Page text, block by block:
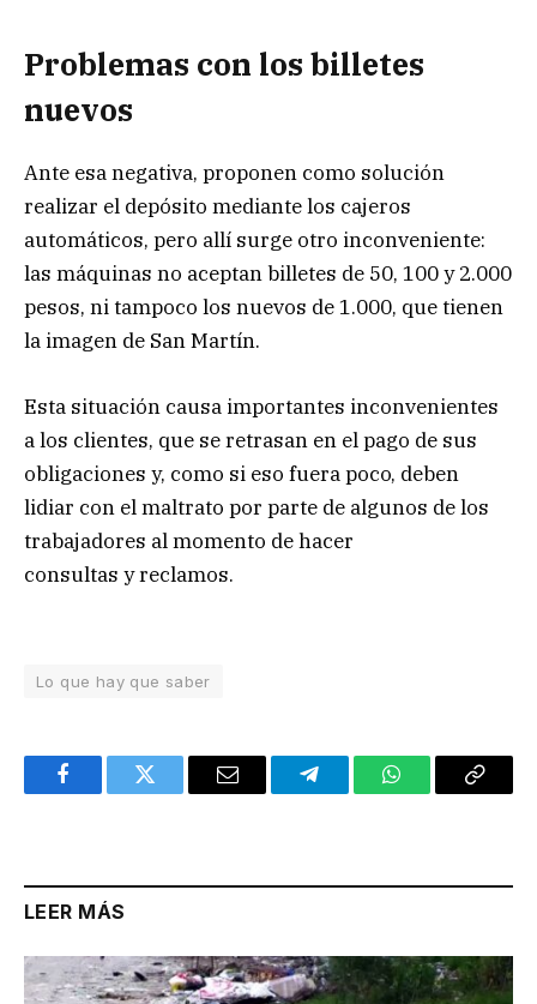
Problemas con los billetes
nuevos
Ante esa negativa, proponen como solución
realizar el depósito mediante los cajeros
automáticos, pero allí surge otro inconveniente:
las máquinas no aceptan billetes de 50, 100 y 2.000
pesos, ni tampoco los nuevos de 1.000, que tienen
la imagen de San Martín.
Esta situación causa importantes inconvenientes
a los clientes, que se retrasan en el pago de sus
obligaciones y, como si eso fuera poco, deben
lidiar con el maltrato por parte de algunos de los
trabajadores al momento de hacer
consultas y reclamos.
Lo que hay que saber
FacebookTwitter Email TelegramWhatsAppCopy
LEER MÁS